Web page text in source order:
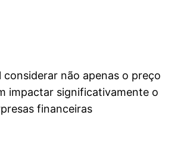
não apenas o preço
impactar significativamente o
financeiras